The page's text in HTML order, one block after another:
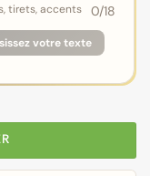
tirets, accents 0/18
votre texte
aux Mitres